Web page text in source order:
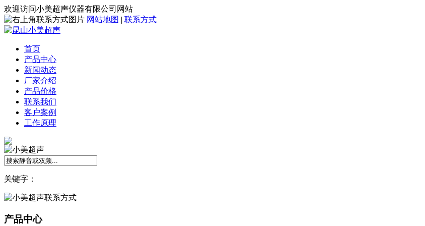
欢迎访问小美超声仪器有限公司网站
网站地图 | 联系方式
首页
产品中心
新闻动态
厂家介绍
产品价格
联系我们
客户案例
工作原理
关键字：
产品中心